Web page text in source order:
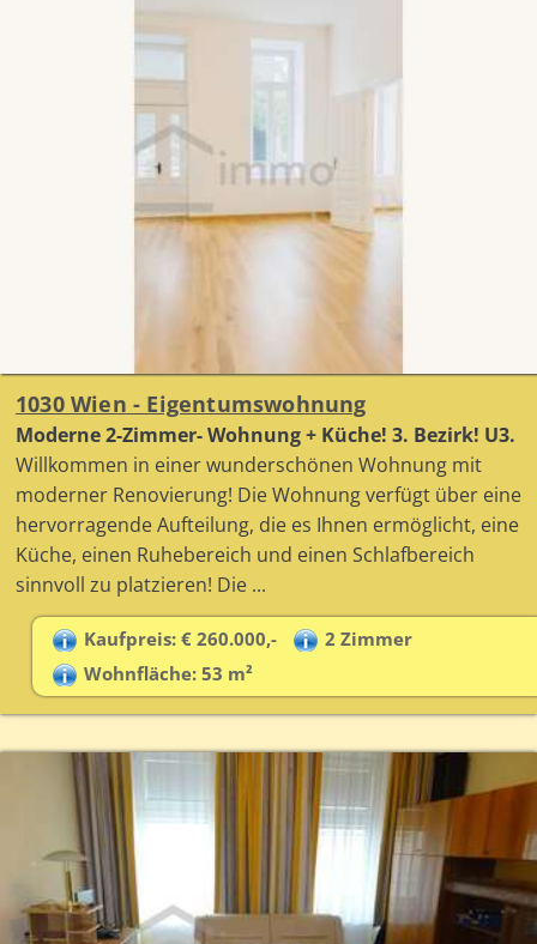
1030 Wien - Eigentumswohnung
Moderne 2-Zimmer- Wohnung + Küche! 3. Bezirk! U3.
Willkommen in einer wunderschönen Wohnung mit
moderner Renovierung! Die Wohnung verfügt über eine
hervorragende Aufteilung, die es Ihnen ermöglicht, eine
Küche, einen Ruhebereich und einen Schlafbereich
sinnvoll zu platzieren! Die ...
Kaufpreis: € 260.000,-
2 Zimmer
Wohnfläche: 53 m²